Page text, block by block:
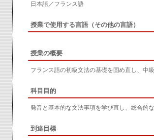
日本語／フランス語
授業で使用する言語（その他の言語）
授業の概要
フランス語の初級文法の基礎を固め直し、中
科目目的
発音と基本的な文法事項を学び直し、総合的
到達目標